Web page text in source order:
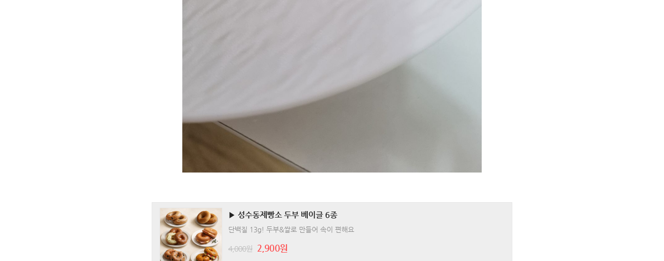
▶ 성수동제빵소 두부 베이글 6종
단백질 13g! 두부&쌀로 만들어 속이 편해요
4,000원 2,900원